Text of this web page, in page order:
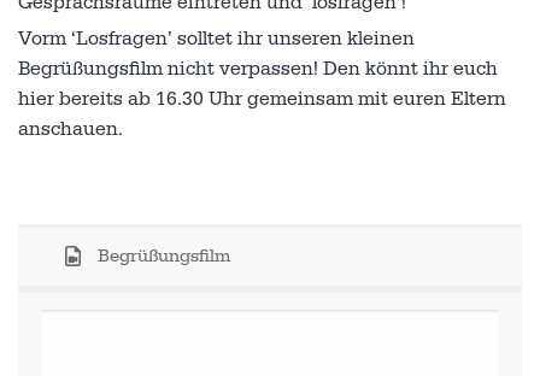
Vorm ‘Losfragen’ solltet ihr unseren kleinen
Begrüßungsfilm nicht verpassen! Den könnt ihr euch
hier bereits ab 16.30 Uhr gemeinsam mit euren Eltern
anschauen.
Begrüßungsfilm